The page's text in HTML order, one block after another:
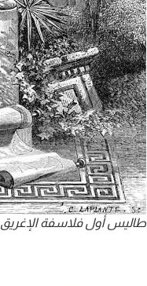
طاليس أول فلاسفة الإغريق